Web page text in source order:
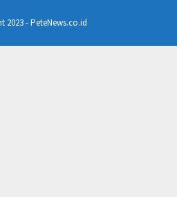
2023 - PeteNews.co.id